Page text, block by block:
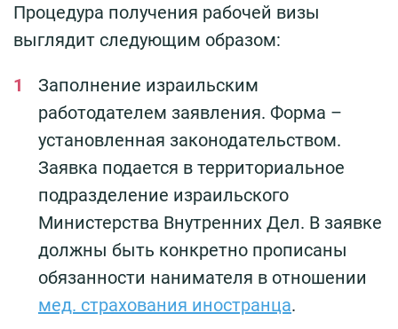
Процедура получения рабочей визы
выглядит следующим образом:
Заполнение израильским
работодателем заявления. Форма –
установленная законодательством.
Заявка подается в территориальное
подразделение израильского
Министерства Внутренних Дел. В заявке
должны быть конкретно прописаны
обязанности нанимателя в отношении
мед. страхования иностранца.